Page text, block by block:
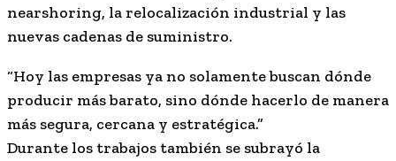
nearshoring, la relocalización industrial y las
nuevas cadenas de suministro.
“Hoy las empresas ya no solamente buscan dónde
producir más barato, sino dónde hacerlo de manera
más segura, cercana y estratégica.”
Durante los trabajos también se subrayó la